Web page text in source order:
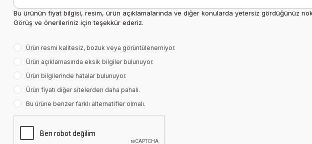
Bu ürünün fiyat bilgisi, resim, ürün açıklamalarında ve diğer konularda yetersiz gördüğünüz
Görüş ve önerileriniz için teşekkür ederiz.
Ürün resmi kalitesiz, bozuk veya görüntülenemiyor.
Ürün açıklamasında eksik bilgiler bulunuyor.
Ürün bilgilerinde hatalar bulunuyor.
Ürün fiyatı diğer sitelerden daha pahalı.
Bu ürüne benzer farklı alternatifler olmalı.